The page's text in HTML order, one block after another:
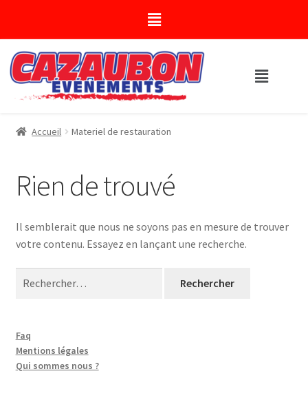
Accueil Materiel de restauration
Rien de trouvé
Il semblerait que nous ne soyons pas en mesure de trouver
votre contenu. Essayez en lançant une recherche.
Faq
Mentions légales
Qui sommes nous ?